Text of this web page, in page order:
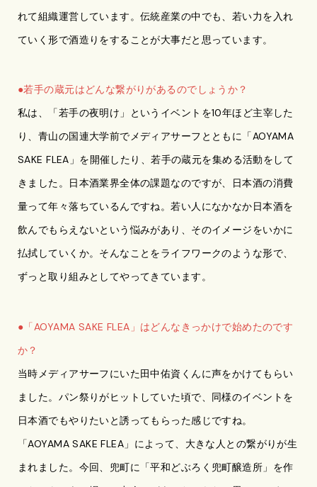
れて組織運営しています。伝統産業の中でも、若い力を入れ
ていく形で酒造りをすることが大事だと思っています。
●若手の蔵元はどんな繋がりがあるのでしょうか？
私は、「若手の夜明け」というイベントを10年ほど主宰した
り、青山の国連大学前でメディアサーフとともに「AOYAMA
SAKE FLEA」を開催したり、若手の蔵元を集める活動をして
きました。日本酒業界全体の課題なのですが、日本酒の消費
量って年々落ちているんですね。若い人になかなか日本酒を
飲んでもらえないという悩みがあり、そのイメージをいかに
払拭していくか。そんなことをライフワークのような形で、
ずっと取り組みとしてやってきています。
●「AOYAMA SAKE FLEA」はどんなきっかけで始めたのです
か？
当時メディアサーフにいた田中佑資くんに声をかけてもらい
ました。パン祭りがヒットしていた頃で、同様のイベントを
日本酒でもやりたいと誘ってもらった感じですね。
「AOYAMA SAKE FLEA」によって、大きな人との繋がりが生
まれました。今回、兜町に「平和どぶろく兜町醸造所」を作